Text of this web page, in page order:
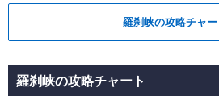
羅刹峡の攻略チャー
羅刹峡の攻略チャート